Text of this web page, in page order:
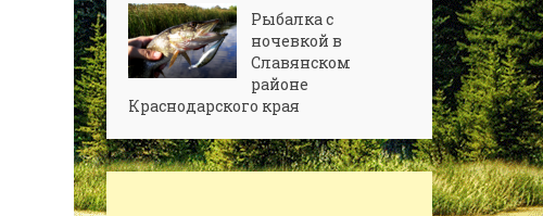
Рыбалка с
ночевкой в
Славянском
районе
Краснодарского края